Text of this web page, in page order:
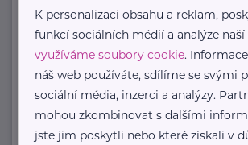
Allianz pojišťovna, a. s. - sídlo společnosti
Investujte do budoucnosti: Proč
životní pojištění dobrý nápad
Finance Pojištění
Další články
K personalizaci obsahu a reklam,
funkcí sociálních médií a analýze
využíváme soubory cookie.
náš web používáte, sdílíme se svými
sociální média, inzerci a analýzy.
mohou zkombinovat s dalšími
jste jim poskytli nebo které získali v